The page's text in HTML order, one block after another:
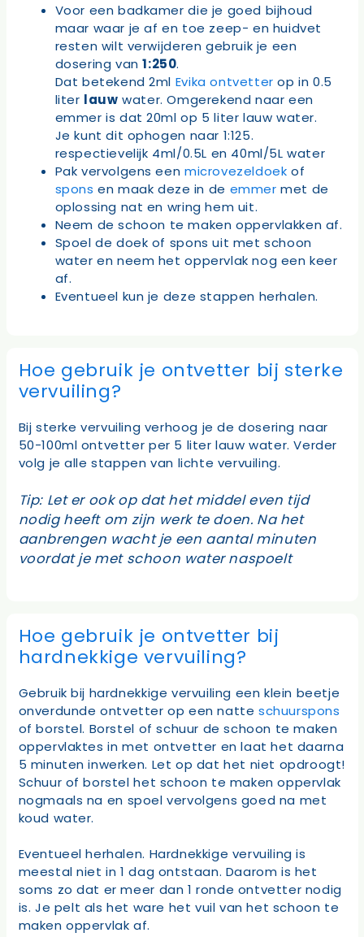
Voor een badkamer die je goed bijhoud
maar waar je af en toe zeep- en huidvet
resten wilt verwijderen gebruik je een
dosering van1:250.
Dat betekend 2ml Evika ontvetter op in 0.5
liter lauw water. Omgerekend naar een
emmer is dat 20ml op 5 liter lauw water.
Je kunt dit ophogen naar 1:125.
respectievelijk 4ml/0.5L en 40ml/5L water
Pak vervolgens een microvezeldoek of
spons en maak deze in de emmer met de
oplossing nat en wring hem uit.
Neem de schoon te maken oppervlakken af.
Spoel de doek of spons uit met schoon
water en neem het oppervlak nog een keer
af.
Eventueel kun je deze stappen herhalen.
Hoe gebruik je ontvetter bij sterke
vervuiling?
Bij sterke vervuiling verhoog je de dosering naar
50-100ml ontvetter per 5 liter lauw water. Verder
volg je alle stappen van lichte vervuiling.
Tip: Let er ook op dat het middel even tijd
nodig heeft om zijn werk te doen. Na het
aanbrengen wacht je een aantal minuten
voordat je met schoon water naspoelt
Hoe gebruik je ontvetter bij
hardnekkige vervuiling?
Gebruik bij hardnekkige vervuiling een klein beetje
onverdunde ontvetter op een natte schuurspons
of borstel. Borstel of schuur de schoon te maken
oppervlaktes in met ontvetter en laat het daarna
5 minuten inwerken. Let op dat het niet opdroogt!
Schuur of borstel het schoon te maken oppervlak
nogmaals na en spoel vervolgens goed na met
koud water.
Eventueel herhalen. Hardnekkige vervuiling is
meestal niet in 1 dag ontstaan. Daarom is het
soms zo dat er meer dan 1 ronde ontvetter nodig
is. Je pelt als het ware het vuil van het schoon te
maken oppervlak af.